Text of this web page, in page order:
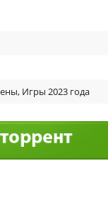
, Игры 2023 года